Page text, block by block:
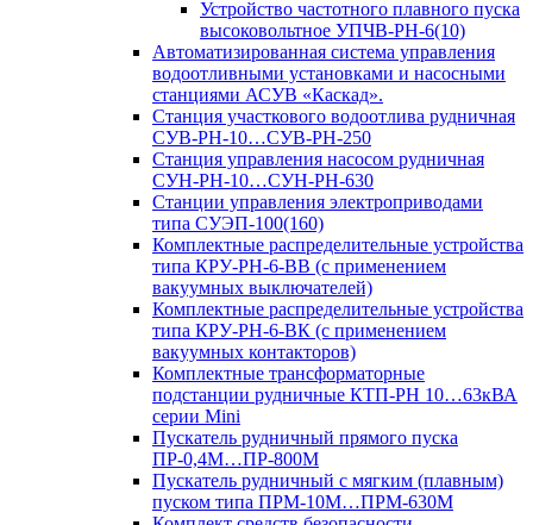
Устройство частотного плавного пуска
высоковольтное УПЧВ-РН-6(10)
Автоматизированная система управления
водоотливными установками и насосными
станциями АСУВ «Каскад».
Станция участкового водоотлива рудничная
СУВ-РН-10…СУВ-РН-250
Станция управления насосом рудничная
СУН-РН-10…СУН-РН-630
Станции управления электроприводами
типа СУЭП-100(160)
Комплектные распределительные устройства
типа КРУ-РН-6-ВВ (с применением
вакуумных выключателей)
Комплектные распределительные устройства
типа КРУ-РН-6-ВК (с применением
вакуумных контакторов)
Комплектные трансформаторные
подстанции рудничные КТП-РН 10…63кВА
серии Mini
Пускатель рудничный прямого пуска
ПР-0,4М…ПР-800М
Пускатель рудничный с мягким (плавным)
пуском типа ПРМ-10М…ПРМ-630М